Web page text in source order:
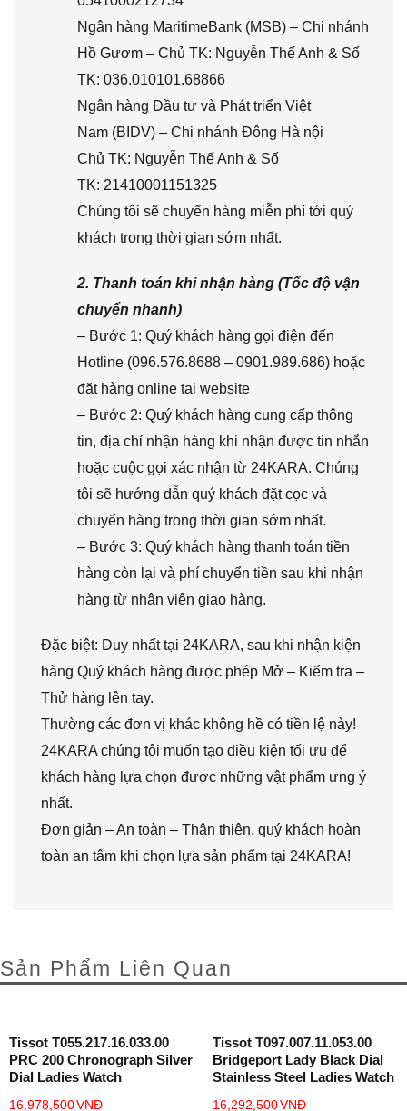
Ngân hàng MaritimeBank (MSB) – Chi nhánh
Hồ Gươm – Chủ TK: Nguyễn Thế Anh & Số
TK: 036.010101.68866
Ngân hàng Đầu tư và Phát triển Việt
Nam (BIDV) – Chi nhánh Đông Hà nội
Chủ TK: Nguyễn Thế Anh & Số
TK: 21410001151325
Chúng tôi sẽ chuyển hàng miễn phí tới quý
khách trong thời gian sớm nhất.
2. Thanh toán khi nhận hàng (Tốc độ vận
chuyển nhanh)
– Bước 1: Quý khách hàng gọi điện đến
Hotline (096.576.8688 – 0901.989.686) hoặc
đặt hàng online tại website
– Bước 2: Quý khách hàng cung cấp thông
tin, địa chỉ nhận hàng khi nhận được tin nhắn
hoặc cuộc gọi xác nhận từ 24KARA. Chúng
tôi sẽ hướng dẫn quý khách đặt cọc và
chuyển hàng trong thời gian sớm nhất.
– Bước 3: Quý khách hàng thanh toán tiền
hàng còn lại và phí chuyển tiền sau khi nhận
hàng từ nhân viên giao hàng.
Đặc biệt: Duy nhất tại 24KARA, sau khi nhận kiện
hàng Quý khách hàng được phép Mở – Kiểm tra –
Thử hàng lên tay.
Thường các đơn vị khác không hề có tiền lệ này!
24KARA chúng tôi muốn tạo điều kiện tối ưu để
khách hàng lựa chọn được những vật phẩm ưng ý
nhất.
Đơn giản – An toàn – Thân thiện, quý khách hoàn
toàn an tâm khi chọn lựa sản phẩm tại 24KARA!
Sản Phẩm Liên Quan
Tissot T055.217.16.033.00
PRC 200 Chronograph Silver
Dial Ladies Watch
16,978,500VNĐ
Tissot T097.007.11.053.00
Bridgeport Lady Black Dial
Stainless Steel Ladies Watch
16,292,500VNĐ